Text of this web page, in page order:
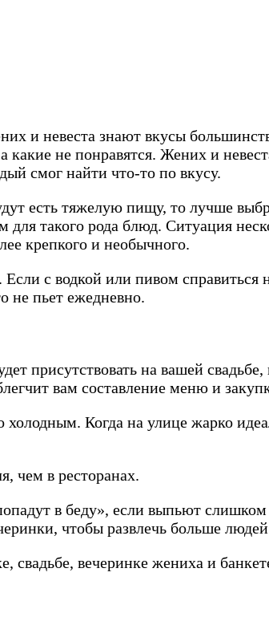
и невеста знают вкусы
какие не понравятся. Жених и
смог найти что-то по вкусу.
есть тяжелую пищу, то лучше
такого рода блюд. Ситуация
крепкого и необычного.
с водкой или пивом справиться
не пьет ежедневно.
присутствовать на вашей свадьбе,
вам составление меню и
холодным. Когда на улице жарко
чем в ресторанах.
в беду», если выпьют
чтобы развлечь больше
вечеринке жениха и